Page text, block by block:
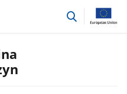
przejdź